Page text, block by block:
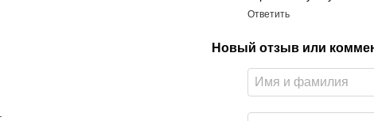
Ответить
Новый отзыв или